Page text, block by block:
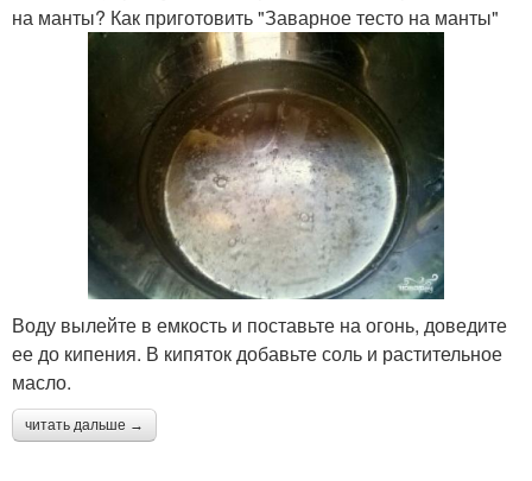
на манты? Как приготовить "Заварное тесто на манты"
Воду вылейте в емкость и поставьте на огонь, доведите
ее до кипения. В кипяток добавьте соль и растительное
масло.
читать дальше →